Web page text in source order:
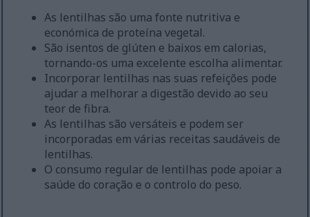
As lentilhas são uma fonte nutritiva e
económica de proteína vegetal.
São isentos de glúten e baixos em calorias,
tornando-os uma excelente escolha alimentar.
Incorporar lentilhas nas suas refeições pode
ajudar a melhorar a digestão devido ao seu
teor de fibra.
As lentilhas são versáteis e podem ser
incorporadas em várias receitas saudáveis de
lentilhas.
O consumo regular de lentilhas pode apoiar a
saúde do coração e o controlo do peso.